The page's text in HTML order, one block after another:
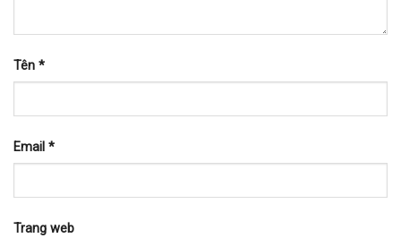
Tên *
Email *
Trang web